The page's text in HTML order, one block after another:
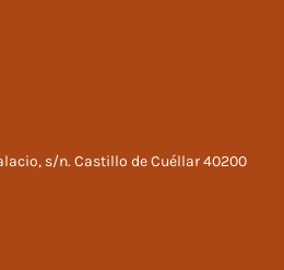
s/n. Castillo de Cuéllar 40200